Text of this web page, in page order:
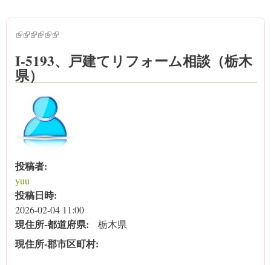
(link is external)
(link is external)
(link is external)
(link is external)
(link is external)
(link is external)
I-5193、戸建てリフォーム相談（栃木
県）
投稿者:
yuu
投稿日時:
2026-02-04 11:00
現住所‐都道府県: 栃木県
現住所‐郡市区町村: